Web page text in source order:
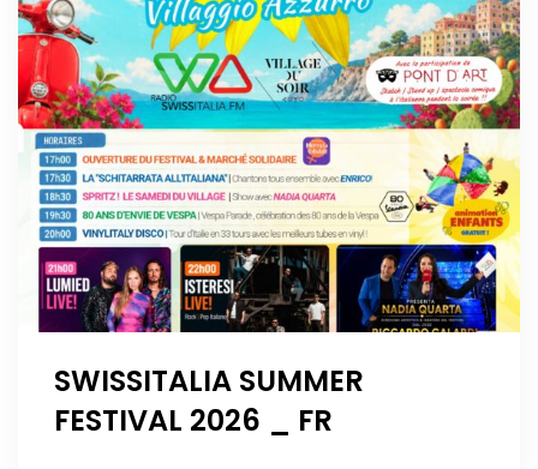
SWISSITALIA SUMMER
FESTIVAL 2026 _ FR